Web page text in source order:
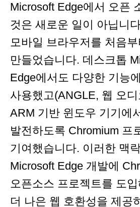
Microsoft Edge에서 오픈
것은 새로운 일이 아닙니
모바일 브라우저를 처음
만들었습니다. 데스크톱
Edge에서도 다양한 기능
사용했고(ANGLE, 웹 오
ARM 기반 윈도우 기기에
발전하도록 Chromium 프
기여했습니다. 이러한 맥
Microsoft Edge 개발에
오픈소스 프로젝트를 도
더 나은 웹 호환성을 제공